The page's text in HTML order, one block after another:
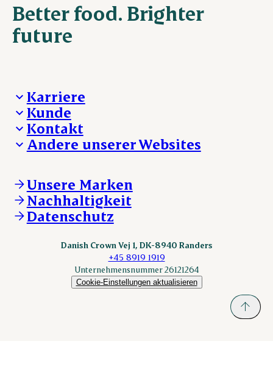
Better food. Brighter
future
Karriere
Deine Karriere bei Danish Crown
Aktuelle Jobangebote
Danish Crown
Kunde
Was wir anbieten
Lebensmittelsicherheit
Kontakt
Aktuelles und Presse
Sonstige Anfragen
Andere unserer Websites
DAT-Schaub.com
ESS-FOOD.com
KLS.se
nordicspoor.com
sokolow.pl
Unsere Marken
Nachhaltigkeit
Datenschutz
Danish Crown Vej 1, DK-8940 Randers
+45 8919 1919
Unternehmensnummer 26121264
Cookie-Einstellungen aktualisieren